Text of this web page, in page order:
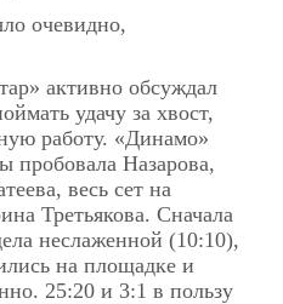
очевидно,
активно обсуждал
удачу за хвост,
работу. «Динамо»
пробовала Назарова,
весь сет на
Третьякова. Сначала
неслаженной (10:10),
на площадке и
25:20 и 3:1 в пользу